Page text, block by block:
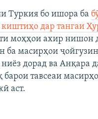
Туркия бо ишора ба
киштиҳо дар тангаи
моҳҳои ахир нишон
ба масирҳои
дорад ва Анқара
барои тавсеаи
аст.